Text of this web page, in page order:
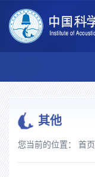
其他
您当前的位置： 首页